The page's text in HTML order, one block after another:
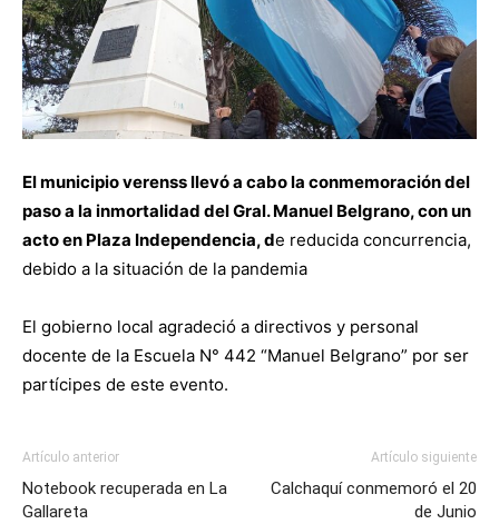
El municipio verenss llevó a cabo la conmemoración del
paso a la inmortalidad del Gral. Manuel Belgrano, con un
acto en Plaza Independencia, de reducida concurrencia,
debido a la situación de la pandemia
El gobierno local agradeció a directivos y personal
docente de la Escuela N° 442 “Manuel Belgrano” por ser
partícipes de este evento.
Artículo anterior
Notebook recuperada en La
Gallareta
Artículo siguiente
Calchaquí conmemoró el 20
de Junio